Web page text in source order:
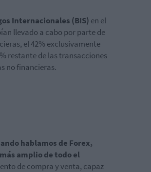
Internacionales (BIS) en el
llevado a cabo por parte de
el 42% exclusivamente
restante de las transacciones
no financieras.
hablamos de Forex,
amplio de todo el
de compra y venta, capaz